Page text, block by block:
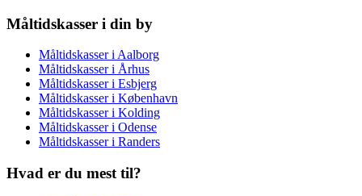
Måltidskasser i din by
Måltidskasser i Aalborg
Måltidskasser i Århus
Måltidskasser i Esbjerg
Måltidskasser i København
Måltidskasser i Kolding
Måltidskasser i Odense
Måltidskasser i Randers
Hvad er du mest til?